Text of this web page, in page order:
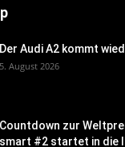
Der Audi A2 kommt
5. August 2026
Countdown zur
smart #2 startet in die